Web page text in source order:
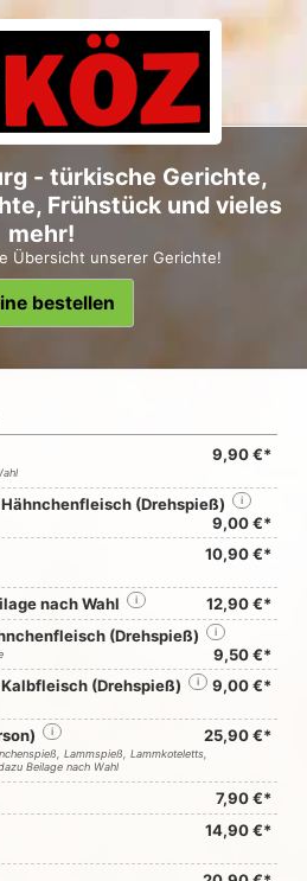
- türkische Gerichte,
Frühstück und vieles
mehr!
Übersicht unserer Gerichte!
bestellen
9,90 €*
(Drehspieß) i
9,00 €*
10,90 €*
nach Wahl i
12,90 €*
(Drehspieß)
i
9,50 €*
(Drehspieß) i 9,00 €*
i 25,90 €*
Lammspieß, Lammkoteletts,
Beilage nach Wahl
7,90 €*
14,90 €*